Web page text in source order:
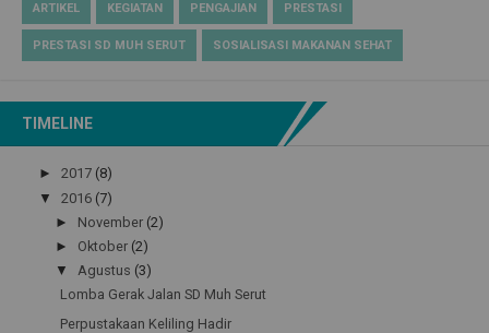
ARTIKEL KEGIATAN PENGAJIAN PRESTASI
PRESTASI SD MUH SERUT SOSIALISASI MAKANAN SEHAT
TIMELINE
► 2017 (8)
▼ 2016 (7)
► November (2)
► Oktober (2)
▼Agustus (3)
Lomba Gerak Jalan SD Muh Serut
Perpustakaan Keliling Hadir